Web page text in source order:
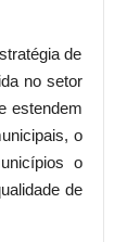
de
no setor
estendem
o
o
de